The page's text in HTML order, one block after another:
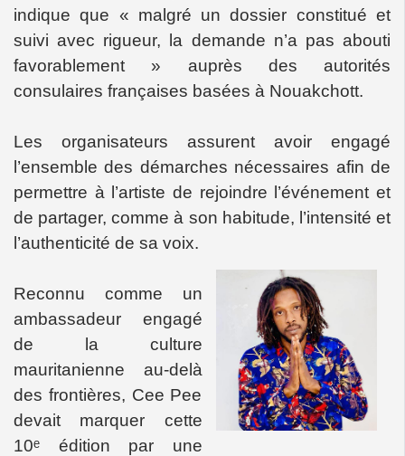
indique que « malgré un dossier constitué et
suivi avec rigueur, la demande n’a pas abouti
favorablement » auprès des autorités
consulaires françaises basées à Nouakchott.
Les organisateurs assurent avoir engagé
l’ensemble des démarches nécessaires afin de
permettre à l’artiste de rejoindre l’événement et
de partager, comme à son habitude, l’intensité et
l’authenticité de sa voix.
Reconnu comme un
ambassadeur engagé
de la culture
mauritanienne au-delà
des frontières, Cee Pee
devait marquer cette
10ᵉ édition par une